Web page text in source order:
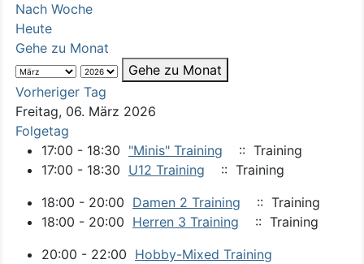
Nach Woche
Heute
Gehe zu Monat
Gehe zu Monat
Vorheriger Tag
Freitag, 06. März 2026
Folgetag
17:00 - 18:30 "Minis" Training
:: Training
17:00 - 18:30 U12 Training
:: Training
18:00 - 20:00 Damen 2 Training
:: Training
18:00 - 20:00 Herren 3 Training
:: Training
20:00 - 22:00 Hobby-Mixed Training